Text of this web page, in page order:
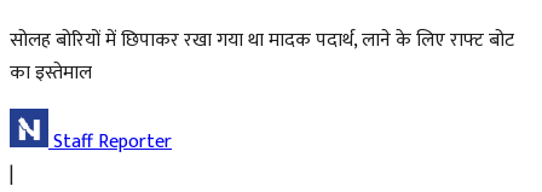
सोलह बोरियों में छिपाकर रखा गया था मादक पदार्थ, लाने के लिए राफ्ट बोट
का इस्तेमाल
Staff Reporter
|